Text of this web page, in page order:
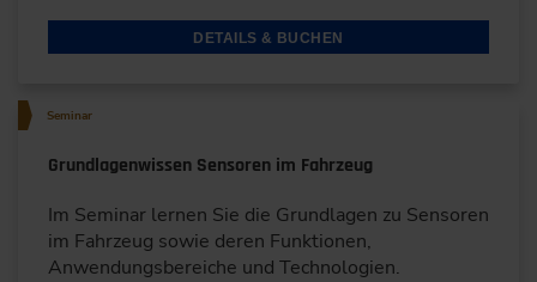
DETAILS & BUCHEN
Seminar
Grundlagenwissen Sensoren im Fahrzeug
Im Seminar lernen Sie die Grundlagen zu Sensoren
im Fahrzeug sowie deren Funktionen,
Anwendungsbereiche und Technologien.